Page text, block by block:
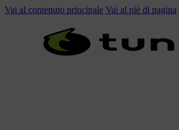
Vai al contenuto principale Vai al piè di pagina